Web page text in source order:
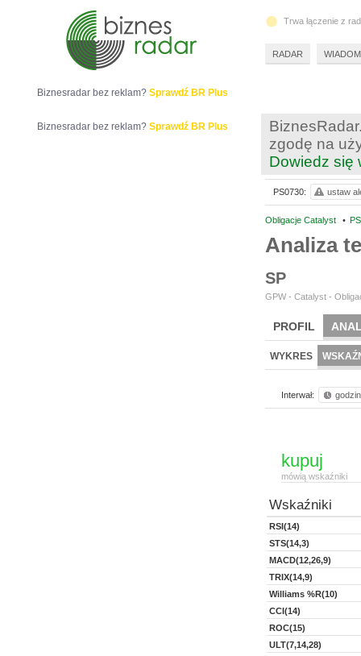
zgodę na
Dowiedz się
Obligacje Catalyst •
Analiza
SP
GPW - Catalyst -
PROFIL
WYKRES
Interwał:
kupuj
mówią wskaźniki
Wskaźniki
RSI(14)
STS(14,3)
MACD(12,26,9)
TRIX(14,9)
Williams %R(10)
CCI(14)
ROC(15)
ULT(7,14,28)
PS0730: ustaw
Biznesradar bez reklam? Sprawdź BR Plus
Biznesradar bez reklam? Sprawdź BR Plus
Trwa łączenie z
RADAR